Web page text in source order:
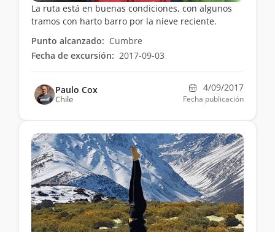
La ruta está en buenas condiciones, con algunos
tramos con harto barro por la nieve reciente.
Punto alcanzado: Cumbre
Fecha de excursión: 2017-09-03
Paulo Cox
Chile
4/09/2017
Fecha publicación